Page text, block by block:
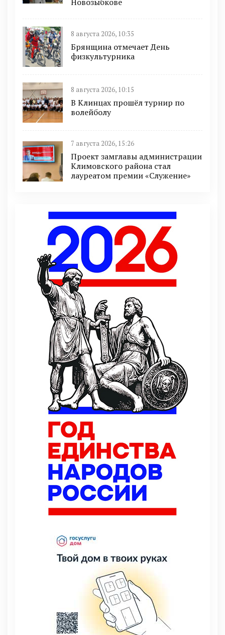
8 августа 2026, 10:35
Брянщина отмечает День
физкультурника
8 августа 2026, 10:15
В Клинцах прошёл турнир по
волейболу
7 августа 2026, 15:26
Проект замглавы администрации
Климовского района стал
лауреатом премии «Служение»